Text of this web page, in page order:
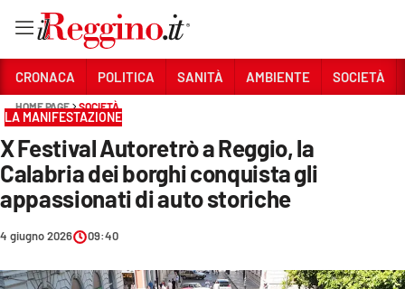
Sezioni
CRONACA
POLITICA
SANITÀ
AMBIENTE
CRONACA POLITICA SANITÀ AMBIENTE SOCIETÀ
HOME PAGE SOCIETÀ
LA MANIFESTAZIONE
X Festival Autoretrò a Reggio, la
Calabria dei borghi conquista gli
appassionati di auto storiche
4 giugno 2026 09:40